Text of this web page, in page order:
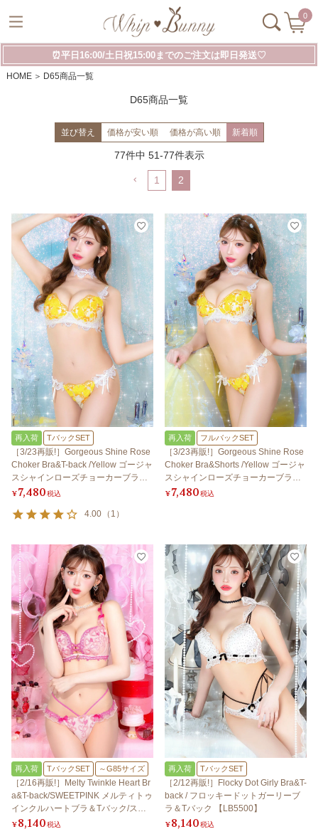
0
⏰平日16:00/土日祝15:00までのご注文は即日発送♡
HOME D65商品一覧
D65商品一覧
並び替え 価格が安い順 価格が高い順 新着順
77件中 51-77件表示
1 2
再入荷 TバックSET
［3/23再販!］Gorgeous Shine Rose
Choker Bra&T-back /Yellow ゴージャ
スシャインローズチョーカーブラ＆T
バック / イエロー
¥7,480税込
4.00 （ 1 ）
再入荷 フルバックSET
［3/23再販!］Gorgeous Shine Rose
Choker Bra&Shorts /Yellow ゴージャ
スシャインローズチョーカーブラ＆
ショーツ / イエロー
¥7,480税込
再入荷 TバックSET ～G85サイズ
［2/16再販!］Melty Twinkle Heart Br
a&T-back/SWEETPINK メルティトゥ
インクルハートブラ＆Tバック/スイ
ートピンク 【LB5500】
¥8,140税込
再入荷 TバックSET
［2/12再販!］Flocky Dot Girly Bra&T-
back / フロッキードットガーリーブ
ラ＆Tバック 【LB5500】
¥8,140税込